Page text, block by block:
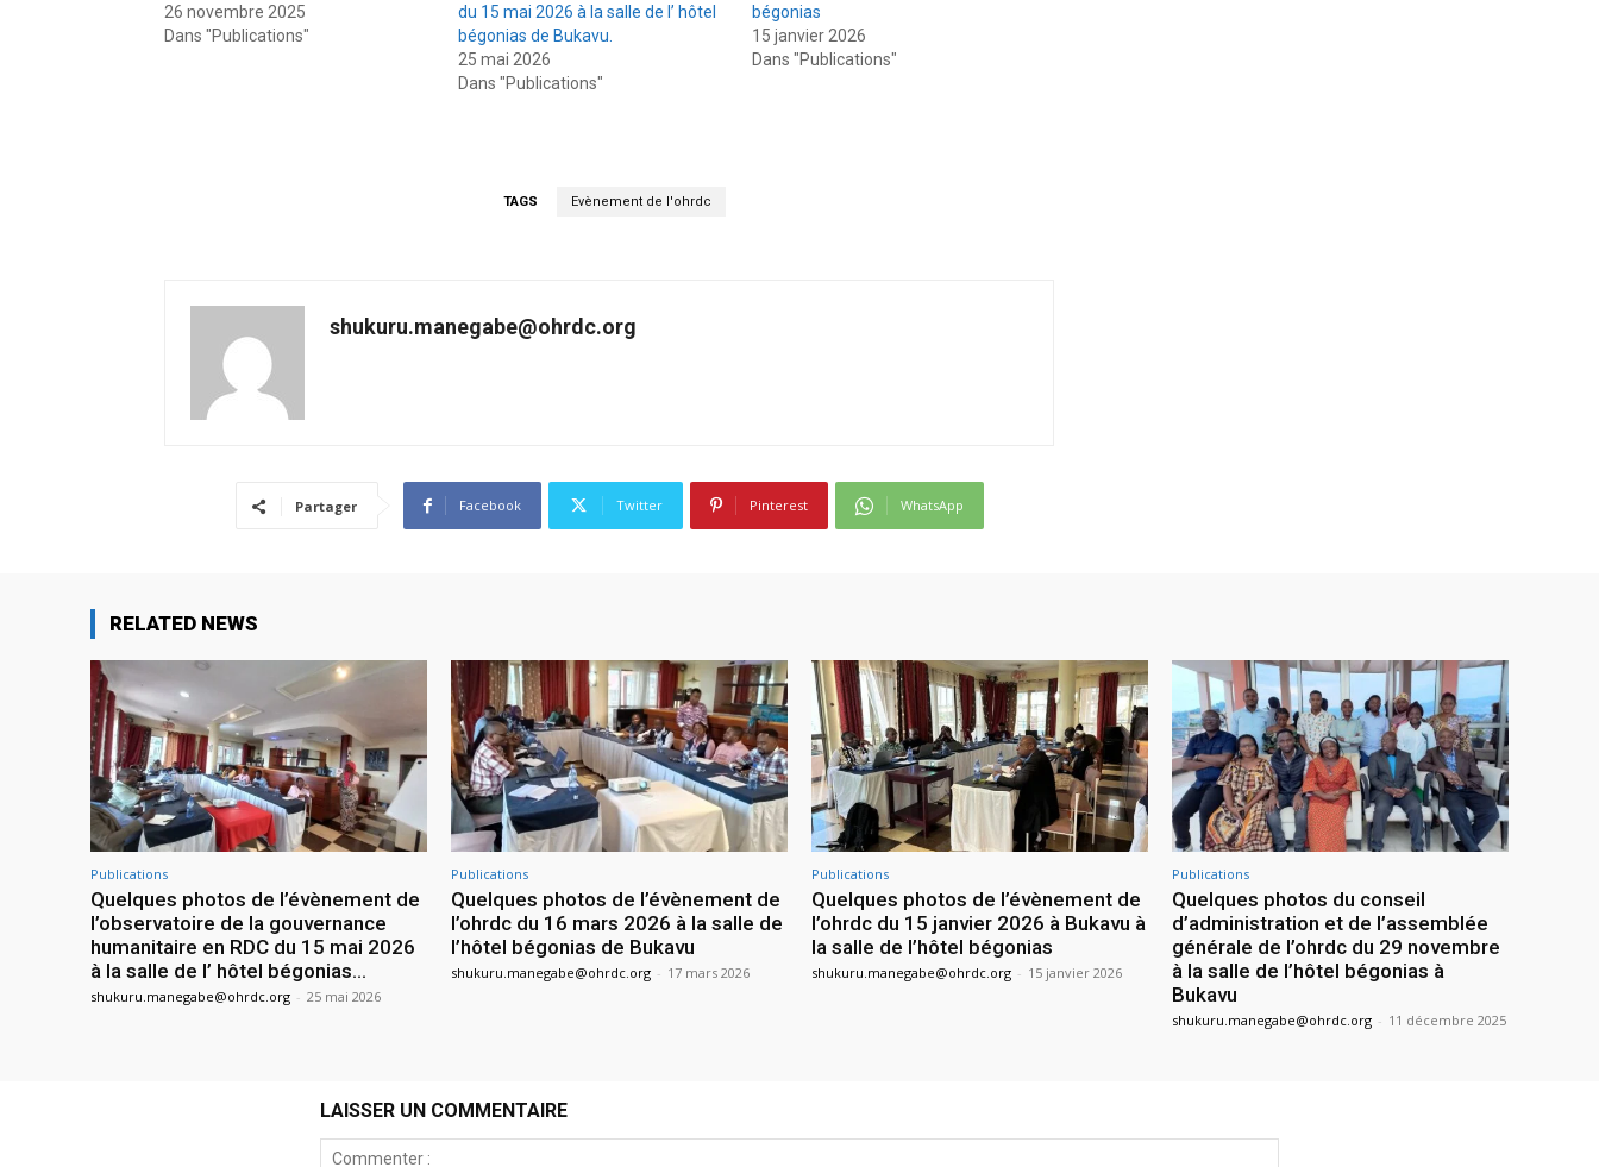
26 novembre 2025
Dans "Publications"
du 15 mai 2026 à la salle de l’ hôtel
bégonias de Bukavu.
25 mai 2026
Dans "Publications"
bégonias
15 janvier 2026
Dans "Publications"
TAGS Evènement de l'ohrdc
shukuru.manegabe@ohrdc.org
Partager Facebook Twitter Pinterest WhatsApp
RELATED NEWS
Publications
Quelques photos de l’évènement de
l’observatoire de la gouvernance
humanitaire en RDC du 15 mai 2026
à la salle de l’ hôtel bégonias...
shukuru.manegabe@ohrdc.org - 25 mai 2026
Publications
Quelques photos de l’évènement de
l’ohrdc du 16 mars 2026 à la salle de
l’hôtel bégonias de Bukavu
shukuru.manegabe@ohrdc.org - 17 mars 2026
Publications
Quelques photos de l’évènement de
l’ohrdc du 15 janvier 2026 à Bukavu à
la salle de l’hôtel bégonias
shukuru.manegabe@ohrdc.org - 15 janvier 2026
Publications
Quelques photos du conseil
d’administration et de l’assemblée
générale de l’ohrdc du 29 novembre
à la salle de l’hôtel bégonias à
Bukavu
shukuru.manegabe@ohrdc.org - 11 décembre 2025
LAISSER UN COMMENTAIRE